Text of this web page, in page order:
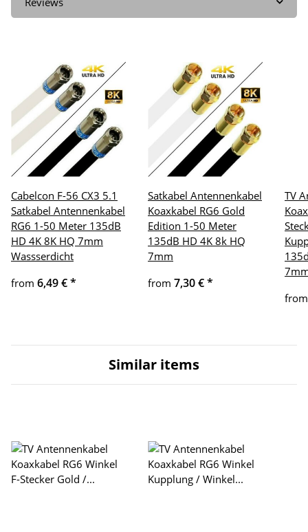
Cabelcon F-56 CX3 5.1
Satkabel Antennenkabel
RG6 1-50 Meter 135dB
HD 4K 8K HQ 7mm
Wassserdicht
from 6,49 €*
Satkabel Antennenkabel
Koaxkabel RG6 Gold
Edition 1-50 Meter
135dB HD 4K 8k HQ
7mm
from 7,30 €*
TV
Similar items